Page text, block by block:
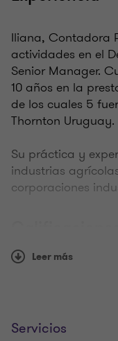
Iliana, Contadora
actividades en el
Senior Manager.
10 años en la
de los cuales 5
Thornton Uruguay.
Su práctica y
industrias
corporaciones
Metodologías
contables
Leer más
Servicios